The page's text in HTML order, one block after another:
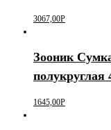
3067,00Р
Зооник
полукруглая
1645,00Р